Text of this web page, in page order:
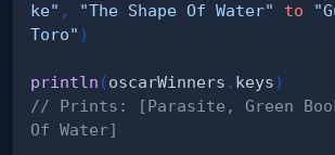
ke" , "The Shape Of Water" to
Toro" )
println (oscarWinners . keys)
// Prints: [Parasite, Green
Of Water]